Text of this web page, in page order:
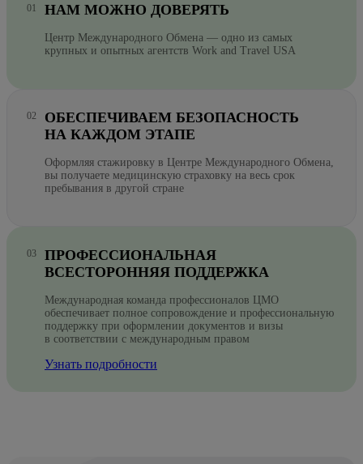
НАМ МОЖНО ДОВЕРЯТЬ
Центр Международного Обмена — одно из самых
крупных и опытных агентств Work and Travel USA
ОБЕСПЕЧИВАЕМ БЕЗОПАСНОСТЬ
НА КАЖДОМ ЭТАПЕ
Оформляя стажировку в Центре Международного Обмена,
вы получаете медицинскую страховку на весь срок
пребывания в другой стране
ПРОФЕССИОНАЛЬНАЯ
ВСЕСТОРОННЯЯ ПОДДЕРЖКА
Международная команда профессионалов ЦМО
обеспечивает полное сопровождение и профессиональную
поддержку при оформлении документов и визы
в соответствии с международным правом
Узнать подробности